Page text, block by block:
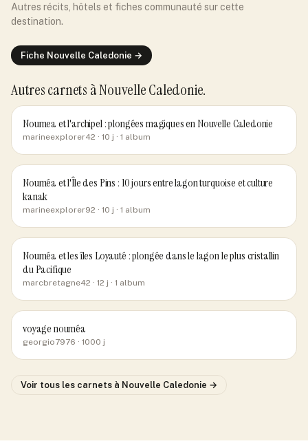
Autres récits, hôtels et fiches communauté sur cette
destination.
Fiche Nouvelle Caledonie →
Autres carnets à Nouvelle Caledonie.
Noumea et l'archipel : plongées magiques en Nouvelle Caledonie
marineexplorer42 · 10 j · 1 album
Nouméa et l'Île des Pins : 10 jours entre lagon turquoise et culture
kanak
marineexplorer92 · 10 j · 1 album
Nouméa et les îles Loyauté : plongée dans le lagon le plus cristallin
du Pacifique
marcbretagne42 · 12 j · 1 album
voyage nouméa
georgio7976 · 1000 j
Voir tous les carnets à Nouvelle Caledonie →